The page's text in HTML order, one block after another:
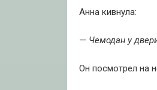
Анна кивнула:
— Чемодан у
Он посмотрел на